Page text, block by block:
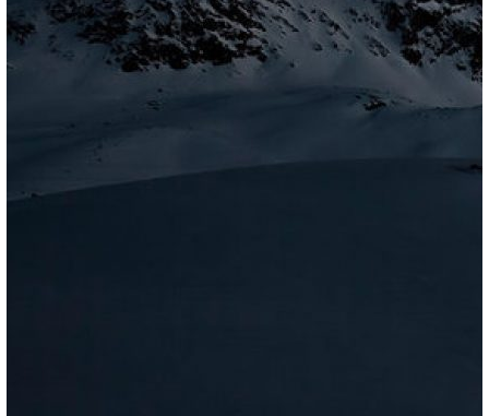
Zweite Aufgabe:
Setze dir eine Nasenklammer auf, iss weiter,
beobachte den Geschmack, was passiert,
Erwachsenen aus verschiedenen